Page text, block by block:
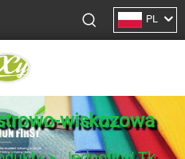
PL
wiskozowa